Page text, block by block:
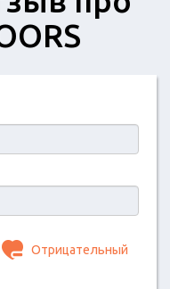
Отрицательный